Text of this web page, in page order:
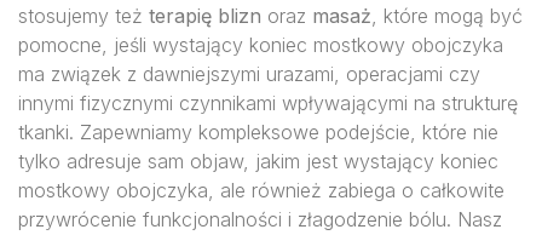
stosujemy też terapię blizn oraz masaż, które mogą być
pomocne, jeśli wystający koniec mostkowy obojczyka
ma związek z dawniejszymi urazami, operacjami czy
innymi fizycznymi czynnikami wpływającymi na strukturę
tkanki. Zapewniamy kompleksowe podejście, które nie
tylko adresuje sam objaw, jakim jest wystający koniec
mostkowy obojczyka, ale również zabiega o całkowite
przywrócenie funkcjonalności i złagodzenie bólu. Nasz